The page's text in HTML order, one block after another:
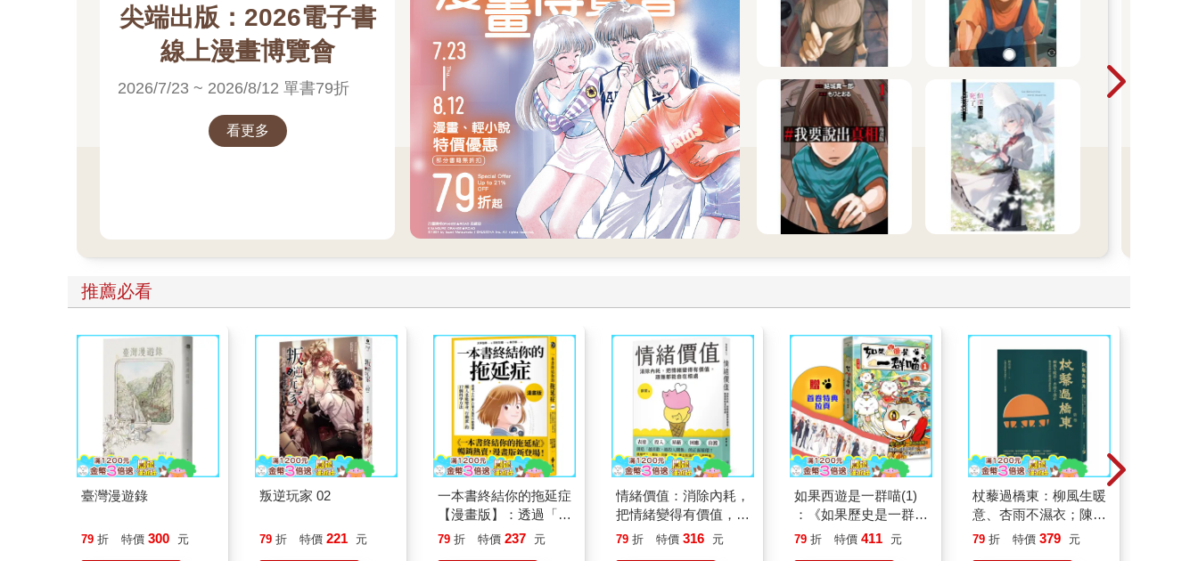
尖端出版：2026電子書
線上漫畫博覽會
2026/7/23 ~ 2026/8/12 單書79折
看更多
推薦必看
臺灣漫遊錄
79 折 特價 300 元
叛逆玩家 02
79 折 特價 221 元
一本書終結你的拖延症
【漫畫版】：透過「小
行動」打開大腦的行動
79 折 特價 237 元
情緒價值：消除內耗，
把情緒變得有價值，跟
誰都能自在相處
79 折 特價 316 元
如果西遊是一群喵(1)
：《如果歷史是一群
喵》作者最新力作，附
79 折 特價 411 元
杖藜過橋東：柳風生暖
意、杏雨不濕衣；陳亮
恭談以心轉境的適齡漫
79 折 特價 379 元